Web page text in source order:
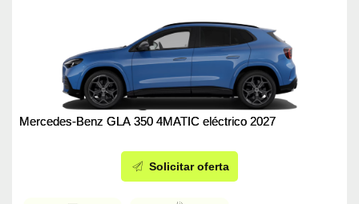
Mercedes-Benz GLA 350 4MATIC eléctrico 2027
Solicitar oferta